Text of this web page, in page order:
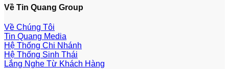
Về Tin Quang Group
Về Chúng Tôi
Tin Quang Media
Hệ Thống Chi Nhánh
Hệ Thống Sinh Thái
Lắng Nghe Từ Khách Hàng